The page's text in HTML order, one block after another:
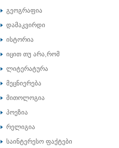
გეოგრაფია
დამაკვირდი
ისტორია
იცით თუ არა,რომ
ლიტერატურა
მეცნიერება
მითოლოგია
პოეზია
რელიგია
საინტერესო ფაქტები